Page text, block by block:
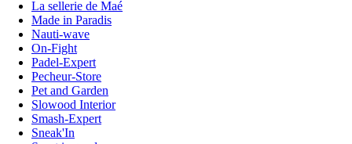
La sellerie de Maé
Made in Paradis
Nauti-wave
On-Fight
Padel-Expert
Pecheur-Store
Pet and Garden
Slowood Interior
Smash-Expert
Sneak'In